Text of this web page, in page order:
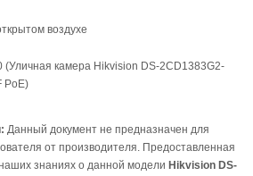
воздухе
(Уличная камера Hikvision DS-2CD1383G2-
PoE)
Данный документ не предназначен для
от производителя. Предоставленная
знаниях о данной модели Hikvision DS-